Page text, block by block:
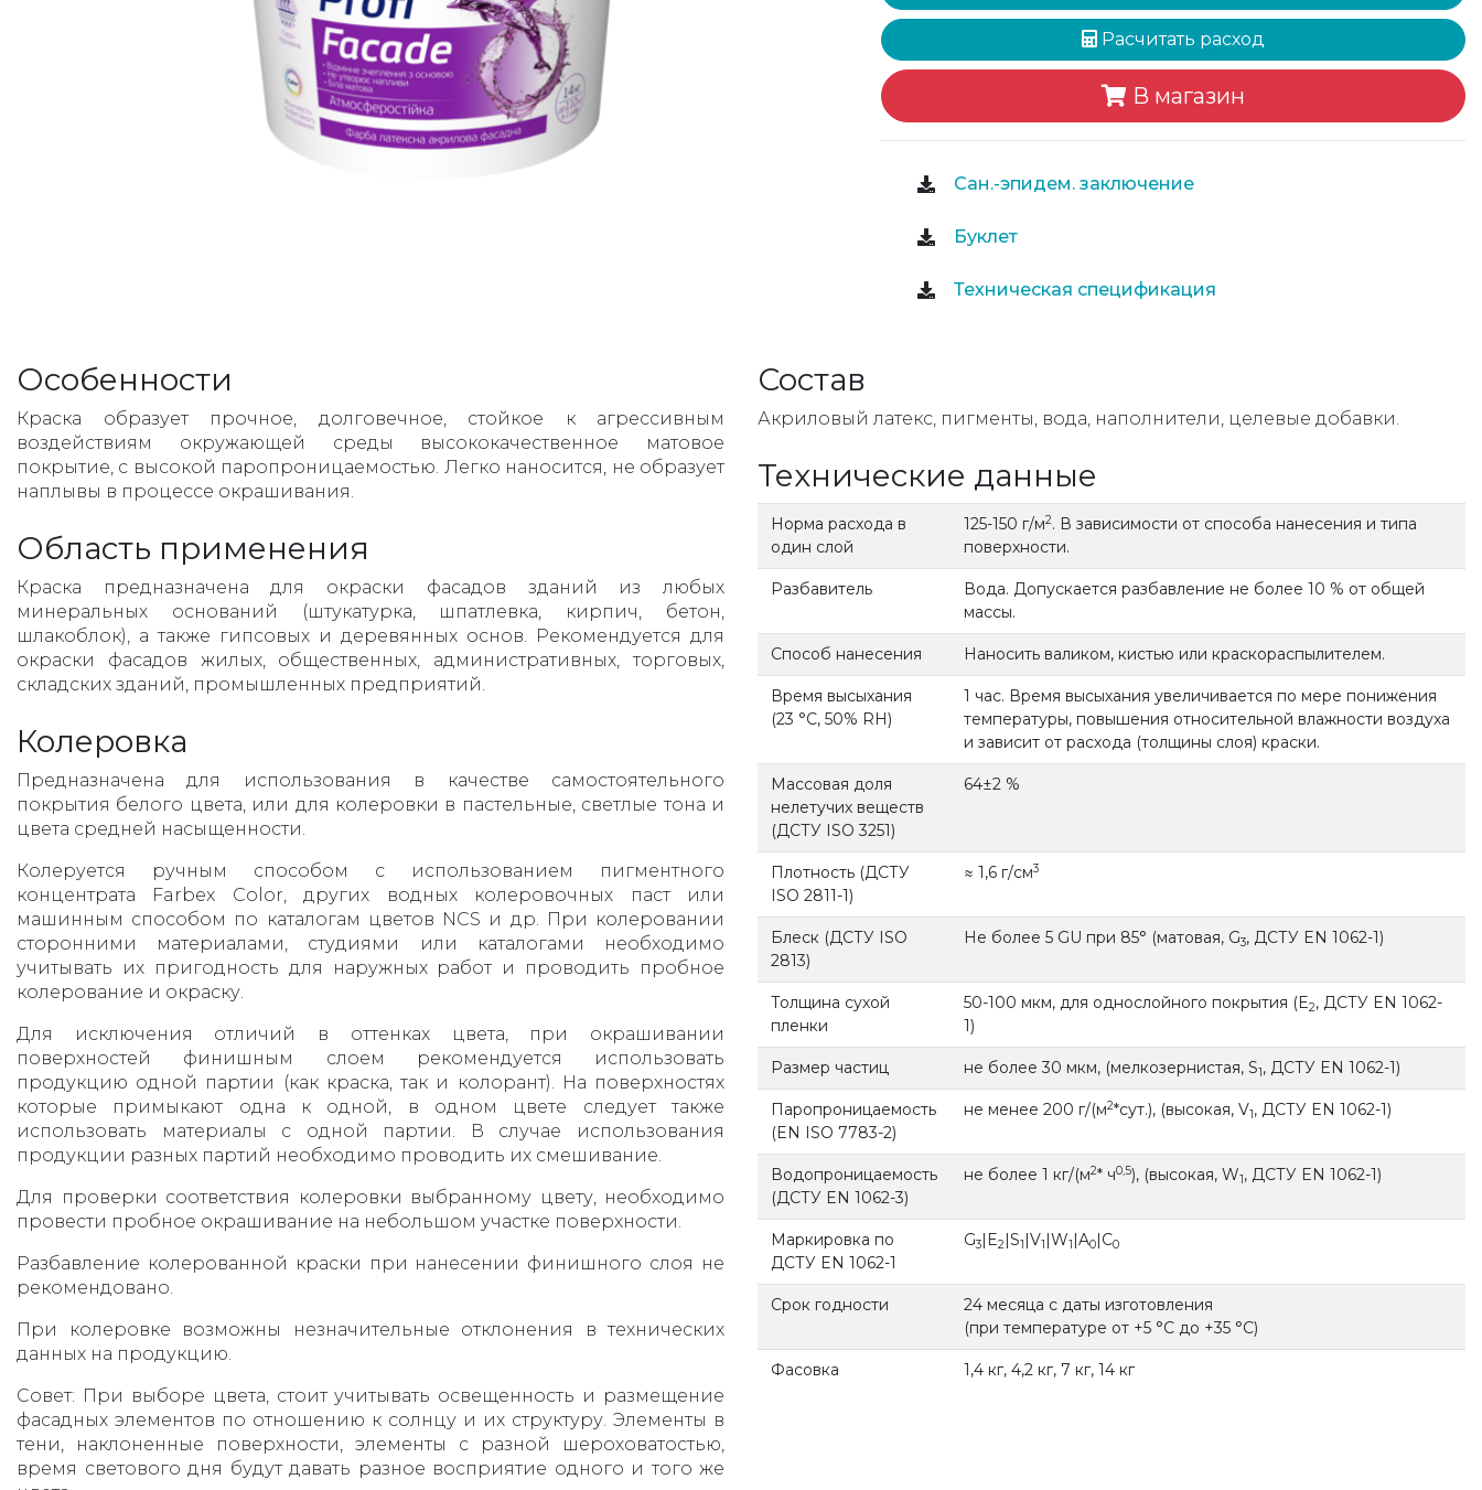
Расчитать расход
В магазин
Сан.-эпидем. заключение
Буклет
Техническая спецификация
Особенности
Краска образует прочное, долговечное, стойкое к агрессивным
воздействиям окружающей среды высококачественное матовое
покрытие, с высокой паропроницаемостью. Легко наносится, не образует
наплывы в процессе окрашивания.
Область применения
Краска предназначена для окраски фасадов зданий из любых
минеральных оснований (штукатурка, шпатлевка, кирпич, бетон,
шлакоблок), а также гипсовых и деревянных основ. Рекомендуется для
окраски фасадов жилых, общественных, административных, торговых,
складских зданий, промышленных предприятий.
Колеровка
Предназначена для использования в качестве самостоятельного
покрытия белого цвета, или для колеровки в пастельные, светлые тона и
цвета средней насыщенности.
Колеруется ручным способом с использованием пигментного
концентрата Farbex Color, других водных колеровочных паст или
машинным способом по каталогам цветов NCS и др. При колеровании
сторонними материалами, студиями или каталогами необходимо
учитывать их пригодность для наружных работ и проводить пробное
колерование и окраску.
Для исключения отличий в оттенках цвета, при окрашивании
поверхностей финишным слоем рекомендуется использовать
продукцию одной партии (как краска, так и колорант). На поверхностях
которые примыкают одна к одной, в одном цвете следует также
использовать материалы с одной партии. В случае использования
продукции разных партий необходимо проводить их смешивание.
Для проверки соответствия колеровки выбранному цвету, необходимо
провести пробное окрашивание на небольшом участке поверхности.
Разбавление колерованной краски при нанесении финишного слоя не
рекомендовано.
При колеровке возможны незначительные отклонения в технических
данных на продукцию.
Совет: При выборе цвета, стоит учитывать освещенность и размещение
фасадных элементов по отношению к солнцу и их структуру. Элементы в
тени, наклоненные поверхности, элементы с разной шероховатостью,
время светового дня будут давать разное восприятие одного и того же
Состав
Акриловый латекс, пигменты, вода, наполнители, целевые добавки.
Технические данные
Норма расхода в
один слой
125-150 г/м2. В зависимости от способа нанесения и типа
поверхности.
Разбавитель
Вода. Допускается разбавление не более 10 % от общей
массы.
Способ нанесения Наносить валиком, кистью или краскораспылителем.
Время высыхания
(23 °С, 50% RH)
1 час. Время высыхания увеличивается по мере понижения
температуры, повышения относительной влажности воздуха
и зависит от расхода (толщины слоя) краски.
Массовая доля
нелетучих веществ
(ДСТУ ISO 3251)
64±2 %
Плотность (ДСТУ
ISO 2811-1)
≈ 1,6 г/см3
Блеск (ДСТУ ISO
2813)
Не более 5 GU при 85° (матовая, G3, ДСТУ EN 1062-1)
Толщина сухой
пленки
50-100 мкм, для однослойного покрытия (E2, ДСТУ EN 1062-
1)
Размер частиц не более 30 мкм, (мелкозернистая, S1, ДСТУ EN 1062-1)
Паропроницаемость
(EN ISO 7783-2)
не менее 200 г/(м2*сут.), (высокая, V1, ДСТУ EN 1062-1)
Водопроницаемость
(ДСТУ EN 1062-3)
не более 1 кг/(м2* ч0,5), (высокая, W1, ДСТУ EN 1062-1)
Маркировка по
ДСТУ EN 1062-1
G3|E2|S1 |V1 |W1 |A0|C0
Срок годности
24 месяца с даты изготовления
(при температуре от +5 °С до +35 °С)
Фасовка 1,4 кг, 4,2 кг, 7 кг, 14 кг